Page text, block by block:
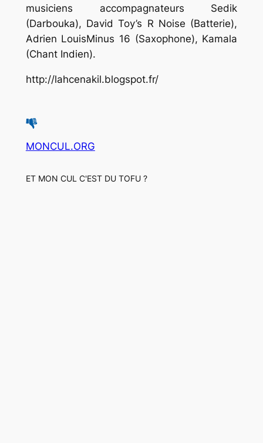
musiciens accompagnateurs Sedik
(Darbouka), David Toy’s R Noise (Batterie),
Adrien LouisMinus 16 (Saxophone), Kamala
(Chant Indien).
http://lahcenakil.blogspot.fr/
MONCUL.ORG
ET MON CUL C'EST DU TOFU ?